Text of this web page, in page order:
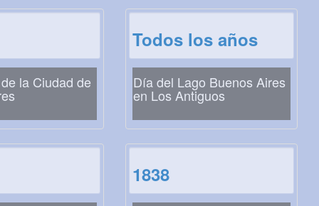
la Ciudad de
Todos los años
Día del Lago Buenos Aires
en Los Antiguos
1838